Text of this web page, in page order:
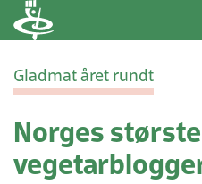
Gladmat året rundt
Norges største